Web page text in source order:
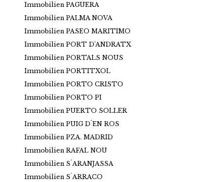
Immobilien PAGUERA
Immobilien PALMA NOVA
Immobilien PASEO MARITIMO
Immobilien PORT D'ANDRATX
Immobilien PORTALS NOUS
Immobilien PORTITXOL
Immobilien PORTO CRISTO
Immobilien PORTO PI
Immobilien PUERTO SOLLER
Immobilien PUIG D´EN ROS
Immobilien PZA. MADRID
Immobilien RAFAL NOU
Immobilien S´ARANJASSA
Immobilien S´ARRACO